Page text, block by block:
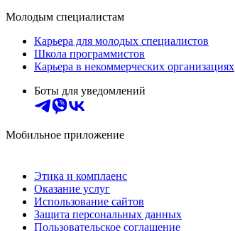
Молодым специалистам
Карьера для молодых специалистов
Школа программистов
Карьера в некоммерческих организациях
Боты для уведомлений
Мобильное приложение
Этика и комплаенс
Оказание услуг
Использование сайтов
Защита персональных данных
Пользовательское соглашение